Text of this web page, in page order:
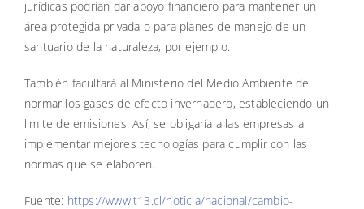
jurídicas podrían dar apoyo financiero para mantener un
área protegida privada o para planes de manejo de un
santuario de la naturaleza, por ejemplo.
También facultará al Ministerio del Medio Ambiente de
normar los gases de efecto invernadero, estableciendo un
limite de emisiones. Así, se obligaría a las empresas a
implementar mejores tecnologías para cumplir con las
normas que se elaboren.
Fuente: https://www.t13.cl/noticia/nacional/cambio-